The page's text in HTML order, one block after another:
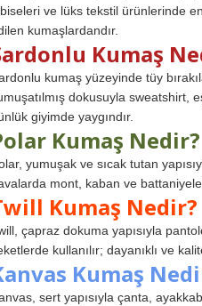
ve lüks tekstil ürünlerinde
kumaşlardandır.
Kumaş
kumaş yüzeyinde tüy
dokusuyla sweatshirt,
giyimde yaygındır.
Kumaş Nedir?
yumuşak ve sıcak tutan
mont, kaban ve
Kumaş Nedir?
çapraz dokuma yapısıyla
kullanılır; dayanıklı ve
Kumaş
sert yapısıyla çanta,